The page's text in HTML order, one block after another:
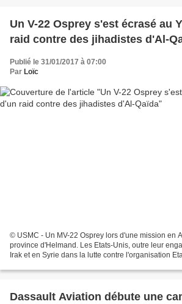
Un V-22 Osprey s'est écrasé au
raid contre des jihadistes d'Al-
Publié le 31/01/2017 à 07:00
Par Loïc
© USMC - Un MV-22 Osprey lors d'une mission en
province d'Helmand. Les Etats-Unis, outre leur
Irak et en Syrie dans la lutte contre l'organisation
Dassault Aviation débute une